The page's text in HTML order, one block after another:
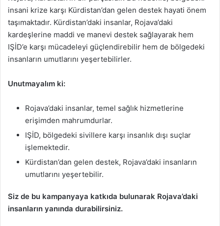
insani krize karşı Kürdistan’dan gelen destek hayati önem
taşımaktadır. Kürdistan’daki insanlar, Rojava’daki
kardeşlerine maddi ve manevi destek sağlayarak hem
IŞİD’e karşı mücadeleyi güçlendirebilir hem de bölgedeki
insanların umutlarını yeşertebilirler.
Unutmayalım ki:
Rojava’daki insanlar, temel sağlık hizmetlerine
erişimden mahrumdurlar.
IŞİD, bölgedeki sivillere karşı insanlık dışı suçlar
işlemektedir.
Kürdistan’dan gelen destek, Rojava’daki insanların
umutlarını yeşertebilir.
Siz de bu kampanyaya katkıda bulunarak Rojava’daki
insanların yanında durabilirsiniz.